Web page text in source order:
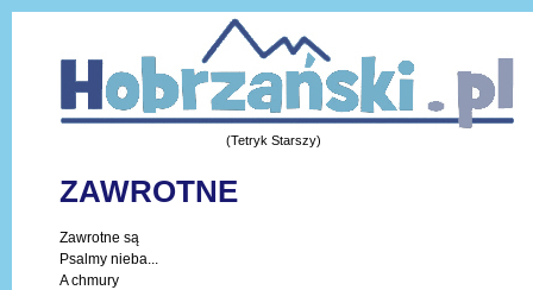
(Tetryk Starszy)
ZAWROTNE
Zawrotne są
Psalmy nieba...
A chmury